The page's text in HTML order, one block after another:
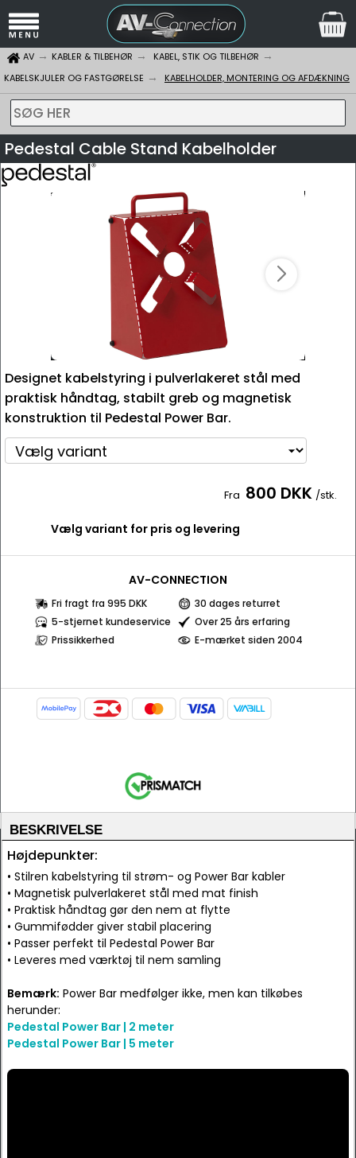
AV KABLER & TILBEHØR
KABEL, STIK OG TILBEHØR
KABELSKJULER OG FASTGØRELSE
KABELHOLDER, MONTERING OG AFDÆKNING
SØG HER
Pedestal Cable Stand Kabelholder
Designet kabelstyring i pulverlakeret stål med
praktisk håndtag, stabilt greb og magnetisk
konstruktion til Pedestal Power Bar.
Fra 800 DKK /stk.
Vælg variant for pris og levering
AV-CONNECTION
Fri fragt fra 995 DKK
30 dages returret
5-stjernet kundeservice
Over 25 års erfaring
Prissikkerhed
E-mærket siden 2004
BESKRIVELSE
Højdepunkter:
• Stilren kabelstyring til strøm- og Power Bar kabler
• Magnetisk pulverlakeret stål med mat finish
• Praktisk håndtag gør den nem at flytte
• Gummifødder giver stabil placering
• Passer perfekt til Pedestal Power Bar
• Leveres med værktøj til nem samling
Bemærk: Power Bar medfølger ikke, men kan tilkøbes
herunder:
Pedestal Power Bar | 2 meter
Pedestal Power Bar | 5 meter